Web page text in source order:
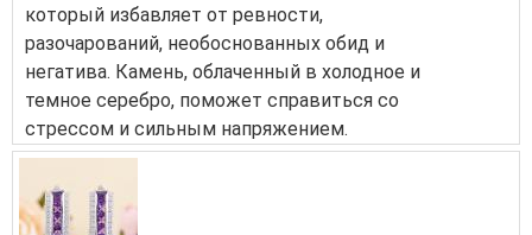
который избавляет от ревности,
разочарований, необоснованных обид и
негатива. Камень, облаченный в холодное и
темное серебро, поможет справиться со
стрессом и сильным напряжением.